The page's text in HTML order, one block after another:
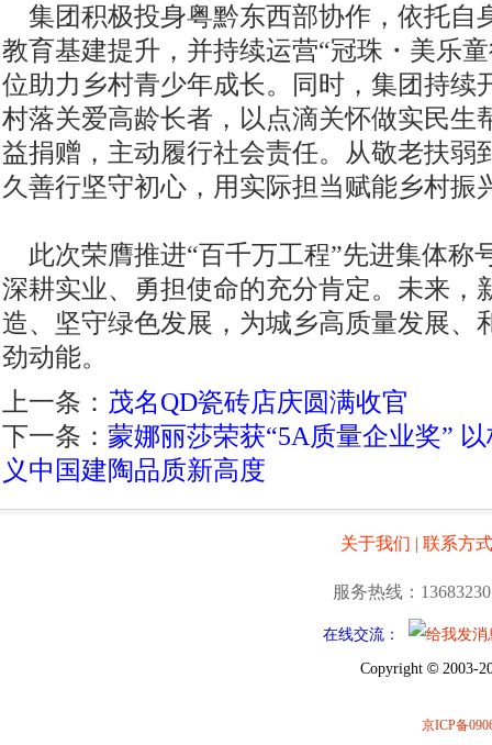
集团积极投身粤黔东西部协作，依托自
教育基建提升，并持续运营“冠珠・美乐
位助力乡村青少年成长。同时，集团持续
村落关爱高龄长者，以点滴关怀做实民生
益捐赠，主动履行社会责任。从敬老扶弱
久善行坚守初心，用实际担当赋能乡村振
此次荣膺推进“百千万工程”先进集体称
深耕实业、勇担使命的充分肯定。未来，
造、坚守绿色发展，为城乡高质量发展、
劲动能。
上一条： 茂名QD瓷砖店庆圆满收官
下一条： 蒙娜丽莎荣获“5A质量企业奖”
义中国建陶品质新高度
关于我们 | 联系方式
服务热线：
在线交流：
Copyright © 2003-
京ICP备